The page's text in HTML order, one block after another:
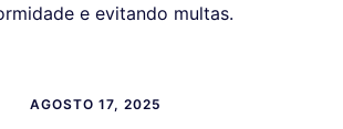
e evitando multas.
AGOSTO 17, 2025